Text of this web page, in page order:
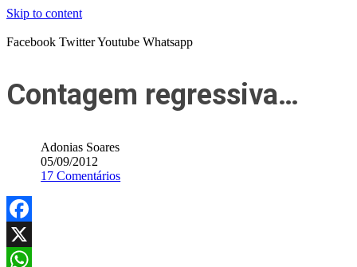
Skip to content
Facebook TwitterYoutube Whatsapp
Contagem regressiva…
Adonias Soares
05/09/2012
17 Comentários
Facebook
X